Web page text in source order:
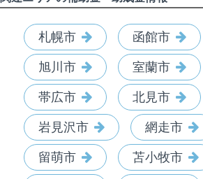
札幌市 函館市
旭川市 室蘭市
帯広市 北見市
岩見沢市 網走市
留萌市 苫小牧市